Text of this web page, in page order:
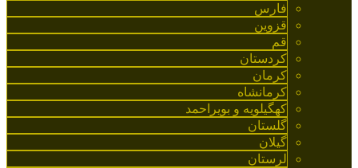
فارس
قزوین
قم
کردستان
کرمان
کرمانشاه
کهگیلویه و بویراحمد
گلستان
گیلان
لرستان